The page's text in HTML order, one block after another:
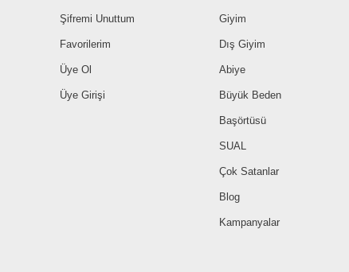
Şifremi Unuttum
Favorilerim
Üye Ol
Üye Girişi
Giyim
Dış Giyim
Abiye
Büyük Beden
Başörtüsü
SUAL
Çok Satanlar
Blog
Kampanyalar